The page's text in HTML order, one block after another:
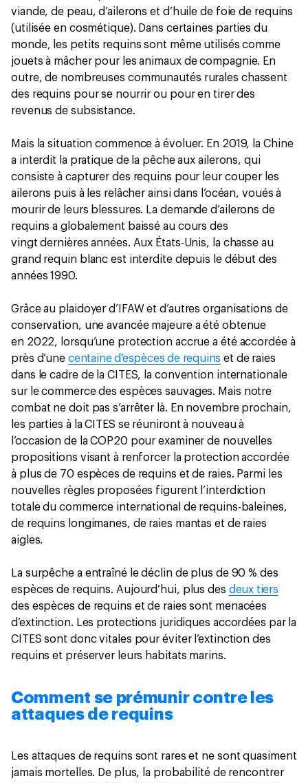
viande, de peau, d’ailerons et d’huile de foie de requins
(utilisée en cosmétique). Dans certaines parties du
monde, les petits requins sont même utilisés comme
jouets à mâcher pour les animaux de compagnie. En
outre, de nombreuses communautés rurales chassent
des requins pour se nourrir ou pour en tirer des
revenus de subsistance.
Mais la situation commence à évoluer. En 2019, la Chine
a interdit la pratique de la pêche aux ailerons, qui
consiste à capturer des requins pour leur couper les
ailerons puis à les relâcher ainsi dans l’océan, voués à
mourir de leurs blessures. La demande d’ailerons de
requins a globalement baissé au cours des
vingt dernières années. Aux États-Unis, la chasse au
grand requin blanc est interdite depuis le début des
années 1990.
Grâce au plaidoyer d’IFAW et d’autres organisations de
conservation, une avancée majeure a été obtenue
en 2022, lorsqu’une protection accrue a été accordée à
près d’une centaine d’espèces de requins et de raies
dans le cadre de la CITES, la convention internationale
sur le commerce des espèces sauvages. Mais notre
combat ne doit pas s’arrêter là. En novembre prochain,
les parties à la CITES se réuniront à nouveau à
l’occasion de la COP20 pour examiner de nouvelles
propositions visant à renforcer la protection accordée
à plus de 70 espèces de requins et de raies. Parmi les
nouvelles règles proposées figurent l’interdiction
totale du commerce international de requins-baleines,
de requins longimanes, de raies mantas et de raies
aigles.
La surpêche a entraîné le déclin de plus de 90 % des
espèces de requins. Aujourd’hui, plus des deux tiers
des espèces de requins et de raies sont menacées
d’extinction. Les protections juridiques accordées par la
CITES sont donc vitales pour éviter l’extinction des
requins et préserver leurs habitats marins.
Comment se prémunir contre les
attaques de requins
Les attaques de requins sont rares et ne sont quasiment
jamais mortelles. De plus, la probabilité de rencontrer